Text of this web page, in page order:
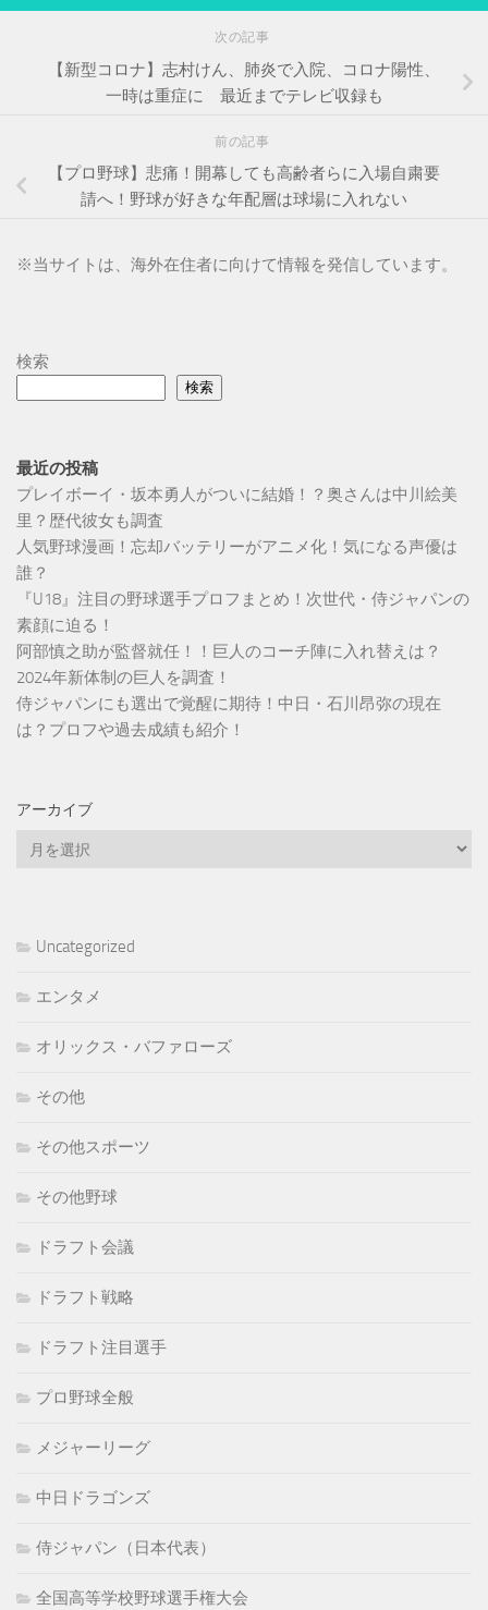
次の記事
【新型コロナ】志村けん、肺炎で入院、コロナ陽性、
一時は重症に 最近までテレビ収録も
前の記事
【プロ野球】悲痛！開幕しても高齢者らに入場自粛要
請へ！野球が好きな年配層は球場に入れない
※当サイトは、海外在住者に向けて情報を発信しています。
検索
検索
最近の投稿
プレイボーイ・坂本勇人がついに結婚！？奥さんは中川絵美
里？歴代彼女も調査
人気野球漫画！忘却バッテリーがアニメ化！気になる声優は
誰？
『U18』注目の野球選手プロフまとめ！次世代・侍ジャパンの
素顔に迫る！
阿部慎之助が監督就任！！巨人のコーチ陣に入れ替えは？
2024年新体制の巨人を調査！
侍ジャパンにも選出で覚醒に期待！中日・石川昂弥の現在
は？プロフや過去成績も紹介！
アーカイブ
ブ Uncategorized
エンタメ
オリックス・バファローズ
その他
その他スポーツ
その他野球
ドラフト会議
ドラフト戦略
ドラフト注目選手
プロ野球全般
メジャーリーグ
中日ドラゴンズ
侍ジャパン（日本代表）
全国高等学校野球選手権大会